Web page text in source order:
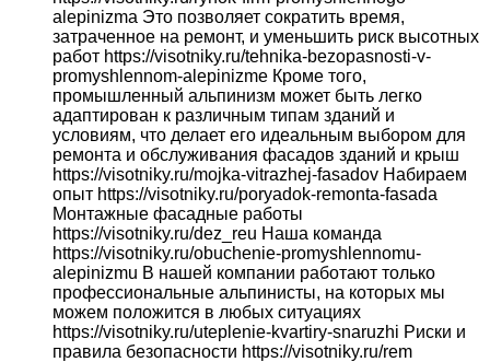
alepinizma Это позволяет сократить время,
затраченное на ремонт, и уменьшить риск высотных
работ https://visotniky.ru/tehnika-bezopasnosti-v-
promyshlennom-alepinizme Кроме того,
промышленный альпинизм может быть легко
адаптирован к различным типам зданий и
условиям, что делает его идеальным выбором для
ремонта и обслуживания фасадов зданий и крыш
https://visotniky.ru/mojka-vitrazhej-fasadov Набираем
опыт https://visotniky.ru/poryadok-remonta-fasada
Монтажные фасадные работы
https://visotniky.ru/dez_reu Наша команда
https://visotniky.ru/obuchenie-promyshlennomu-
alepinizmu В нашей компании работают только
профессиональные альпинисты, на которых мы
можем положится в любых ситуациях
https://visotniky.ru/uteplenie-kvartiry-snaruzhi Риски и
правила безопасности https://visotniky.ru/rem